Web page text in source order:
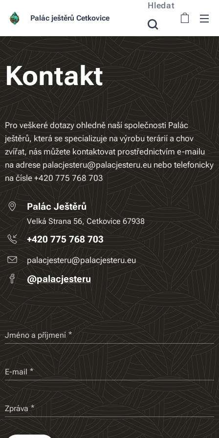
Palác ještěrů Cetkovice
Hledat
Kontakt
Pro veškeré dotazy ohledně naší společnosti Palác
ještěrů, která se specializuje na výrobu terárií a chov
zvířat, nás můžete kontaktovat prostřednictvím e-mailu
na adrese palacjesteru@palacjesteru.eu nebo telefonicky
na čísle +420 775 768 703
Palác Ještěrů
Velká Strana 56, Cetkovice 67938
+420 775 768 703
palacjesteru@palacjesteru.eu
@palacjesteru
Jméno a příjmení
E-mail
Zpráva